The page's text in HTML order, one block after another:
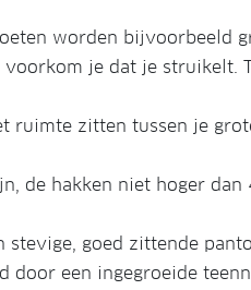
worden bijvoorbeeld
je dat je struikelt.
ruimte zitten tussen je
de hakken niet hoger
stevige, goed zittende
door een ingegroeide